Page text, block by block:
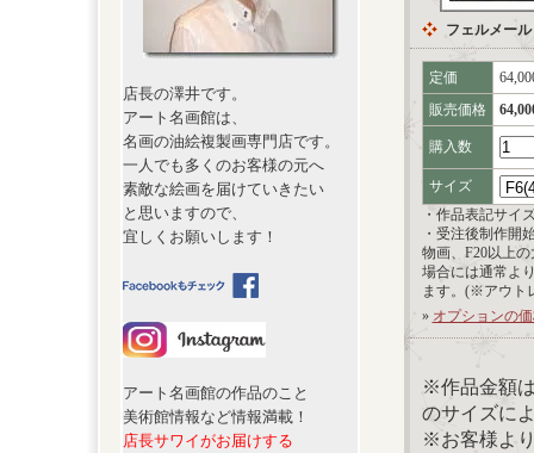
店長の澤井です。
アート名画館は、
名画の油絵複製画専門店です。
一人でも多くのお客様の元へ
素敵な絵画を届けていきたい
と思いますので、
宜しくお願いします！
アート名画館の作品のこと
美術館情報など情報満載！
店長サワイがお届けする
フェルメー
定価
販売価格
購入数
サイズ
・作品表記サイ
・受注後制作開
物画、F20以上
場合には通常よ
ます。(※アウト
» オプションの
※作品金額
のサイズに
※お客様よ